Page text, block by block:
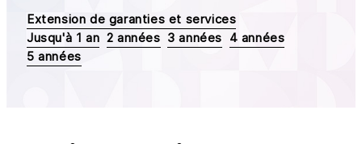
Extension de garanties et services
Jusqu'à 1 an 2 années 3 années 4 années
5 années